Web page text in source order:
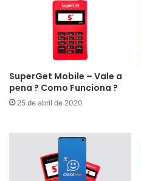
SuperGet Mobile – Vale a
pena ? Como Funciona ?
25 de abril de 2020